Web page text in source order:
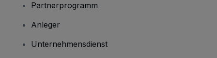
Partnerprogramm
Anleger
Unternehmensdienst